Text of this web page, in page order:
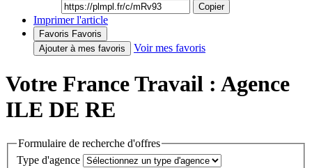
Copier
Imprimer l'article
Favoris Favoris
Ajouter à mes favoris
Voir mes favoris
Votre France Travail : Agence
ILE DE RE
Formulaire de recherche d'offres
Type d'agence